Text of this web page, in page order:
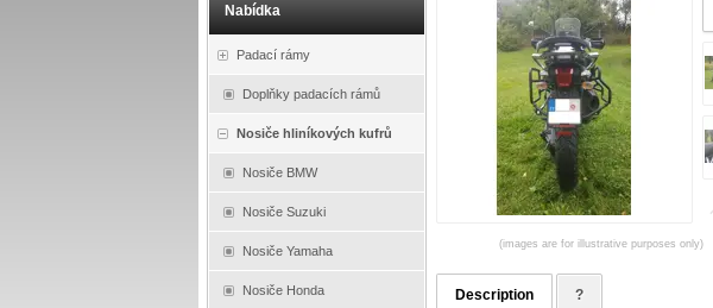
Nabídka
Padací rámy
Doplňky padacích rámů
Nosiče hliníkových kufrů
Nosiče BMW
Nosiče Suzuki
Nosiče Yamaha
Nosiče Honda
(images are for illustrative purposes only)
Description ?